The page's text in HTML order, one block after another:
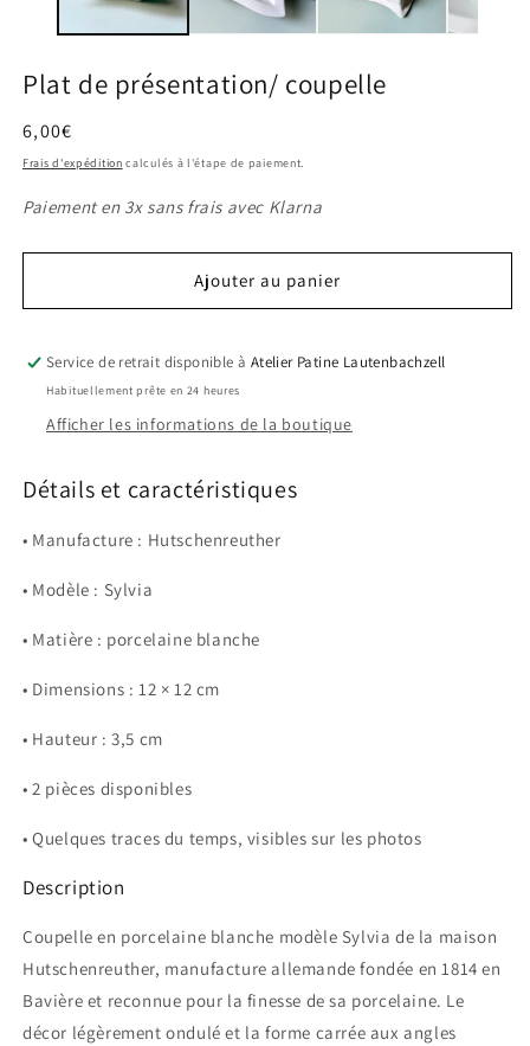
Plat de présentation/ coupelle
Prix
habituel
6,00€
Frais d'expédition calculés à l'étape de paiement.
Paiement en 3x sans frais avec Klarna
Ajouter au panier
Service de retrait disponible à Atelier Patine Lautenbachzell
Habituellement prête en 24 heures
Afficher les informations de la boutique
Détails et caractéristiques
• Manufacture : Hutschenreuther
• Modèle : Sylvia
• Matière : porcelaine blanche
• Dimensions : 12 × 12 cm
• Hauteur : 3,5 cm
• 2 pièces disponibles
• Quelques traces du temps, visibles sur les photos
Description
Coupelle en porcelaine blanche modèle Sylvia de la maison
Hutschenreuther, manufacture allemande fondée en 1814 en
Bavière et reconnue pour la finesse de sa porcelaine. Le
décor légèrement ondulé et la forme carrée aux angles